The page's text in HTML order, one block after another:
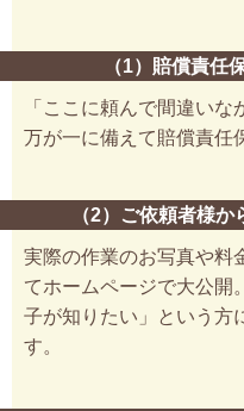
（1）賠償責任
「ここに頼んで間違いな
万が一に備えて賠償責任
（2）ご依頼者様
実際の作業のお写真や料
てホームページで大公開
子が知りたい」という方
す。